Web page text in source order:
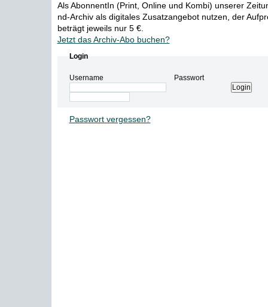
Als AbonnentIn (Print, Online und Kombi) unserer
nd-Archiv als digitales Zusatzangebot nutzen, der
beträgt jeweils nur 5 €.
Jetzt das Archiv-Abo buchen?
Login
Username Passwort
Passwort vergessen?